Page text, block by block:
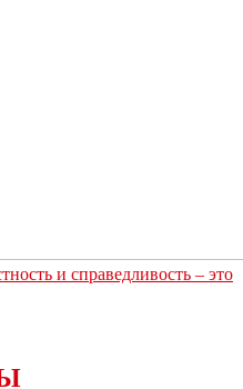
и справедливость – это